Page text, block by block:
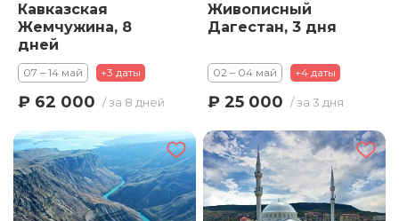
Кавказская
Жемчужина, 8
дней
07 – 14 май +3 даты
₽ 62 000 / за 8 дней
Живописный
Дагестан, 3 дня
02 – 04 май +4 даты
₽ 25 000 / за 3 дня